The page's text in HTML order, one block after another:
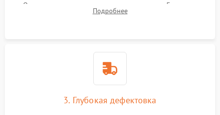
Очистка внутренних плат от окислов и пыли. Бережная
обработка германиевого объектива специализированными
Подробнее
3. Глубокая дефектовка